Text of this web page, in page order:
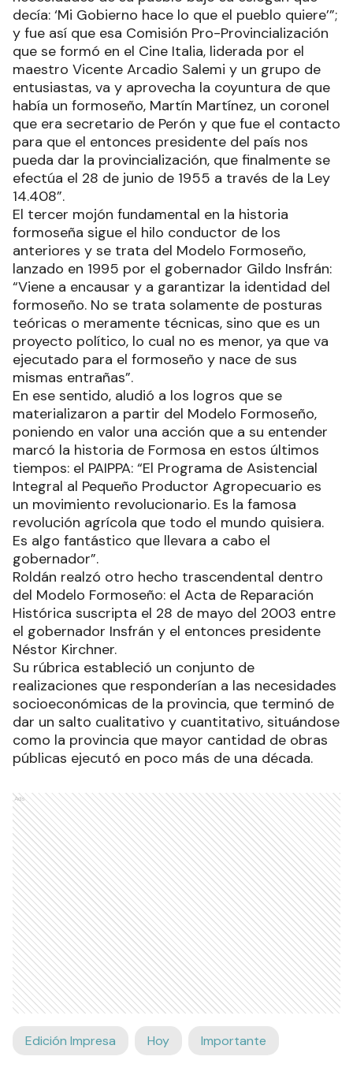
decía: ‘Mi Gobierno hace lo que el pueblo quiere’”;
y fue así que esa Comisión Pro-Provincialización
que se formó en el Cine Italia, liderada por el
maestro Vicente Arcadio Salemi y un grupo de
entusiastas, va y aprovecha la coyuntura de que
había un formoseño, Martín Martínez, un coronel
que era secretario de Perón y que fue el contacto
para que el entonces presidente del país nos
pueda dar la provincialización, que finalmente se
efectúa el 28 de junio de 1955 a través de la Ley
14.408”.
El tercer mojón fundamental en la historia
formoseña sigue el hilo conductor de los
anteriores y se trata del Modelo Formoseño,
lanzado en 1995 por el gobernador Gildo Insfrán:
“Viene a encausar y a garantizar la identidad del
formoseño. No se trata solamente de posturas
teóricas o meramente técnicas, sino que es un
proyecto político, lo cual no es menor, ya que va
ejecutado para el formoseño y nace de sus
mismas entrañas”.
En ese sentido, aludió a los logros que se
materializaron a partir del Modelo Formoseño,
poniendo en valor una acción que a su entender
marcó la historia de Formosa en estos últimos
tiempos: el PAIPPA: “El Programa de Asistencial
Integral al Pequeño Productor Agropecuario es
un movimiento revolucionario. Es la famosa
revolución agrícola que todo el mundo quisiera.
Es algo fantástico que llevara a cabo el
gobernador”.
Roldán realzó otro hecho trascendental dentro
del Modelo Formoseño: el Acta de Reparación
Histórica suscripta el 28 de mayo del 2003 entre
el gobernador Insfrán y el entonces presidente
Néstor Kirchner.
Su rúbrica estableció un conjunto de
realizaciones que responderían a las necesidades
socioeconómicas de la provincia, que terminó de
dar un salto cualitativo y cuantitativo, situándose
como la provincia que mayor cantidad de obras
públicas ejecutó en poco más de una década.
Ads
Edición Impresa Hoy Importante